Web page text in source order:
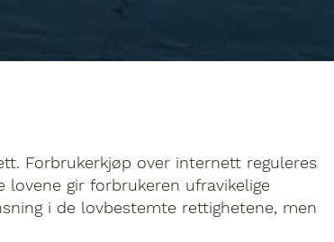
Forbrukerkjøp over internett reguleres
lovene gir forbrukeren ufravikelige
i de lovbestemte rettighetene, men